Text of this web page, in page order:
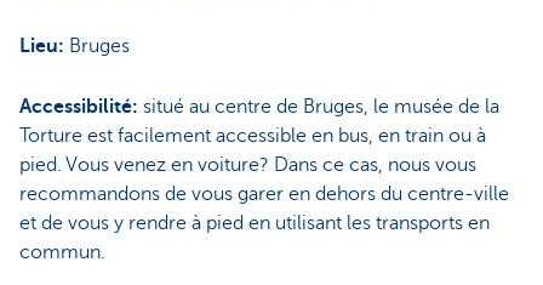
Lieu: Bruges
Accessibilité: situé au centre de Bruges, le musée de la
Torture est facilement accessible en bus, en train ou à
pied. Vous venez en voiture? Dans ce cas, nous vous
recommandons de vous garer en dehors du centre-ville
et de vous y rendre à pied en utilisant les transports en
commun.